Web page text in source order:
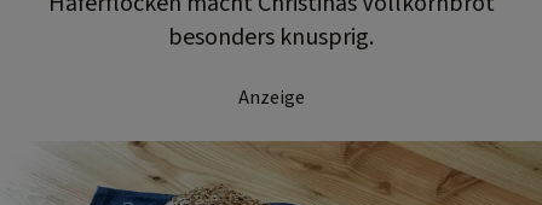
besonders knusprig.
Anzeige